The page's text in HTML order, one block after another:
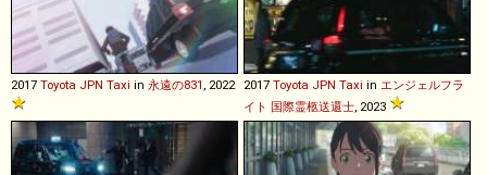
2017 Toyota JPN Taxi in 永遠の831, 2022 2017 Toyota JPN Taxi in エンジェルフラ
イト 国際霊柩送還士, 2023